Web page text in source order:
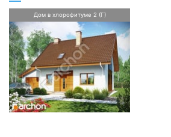
Дом в хлорофитуме 2 (Г)